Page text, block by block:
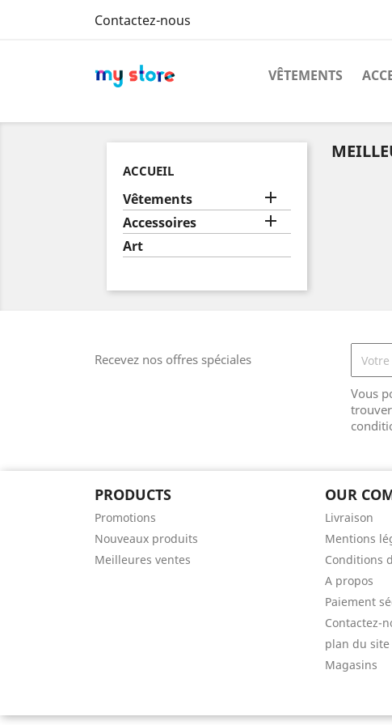
Contactez-nous
VÊTEMENTS
ACCUEIL
Vêtements 
Accessoires 
Art
Recevez nos offres spéciales
Vous
PRODUCTS
Promotions
Nouveaux produits
Meilleures ventes
OUR
Livraison
Mentions
Conditions
A propos
Paiement
Contactez-
plan du site
Magasins